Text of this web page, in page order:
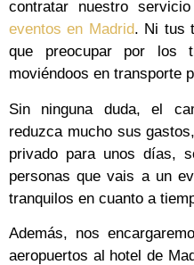
contratar nuestro
eventos en Madrid. Ni tus
que preocupar por los
moviéndoos en transporte
Sin ninguna duda, el
reduzca mucho sus
privado para unos días,
personas que vais a un
tranquilos en cuanto a
Además, nos
aeropuertos al hotel de